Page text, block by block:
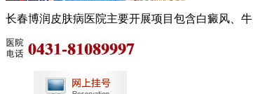
长春博润皮肤病医院主要开展项目包含白癜风、